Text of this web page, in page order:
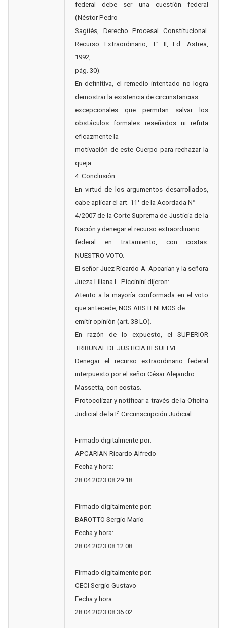
federal debe ser una cuestión federal
(Néstor Pedro
Sagüés, Derecho Procesal Constitucional.
Recurso Extraordinario, T° II, Ed. Astrea,
1992,
pág. 30).
En definitiva, el remedio intentado no logra
demostrar la existencia de circunstancias
excepcionales que permitan salvar los
obstáculos formales reseñados ni refuta
eficazmente la
motivación de este Cuerpo para rechazar la
queja.
4. Conclusión
En virtud de los argumentos desarrollados,
cabe aplicar el art. 11° de la Acordada N°
4/2007 de la Corte Suprema de Justicia de la
Nación y denegar el recurso extraordinario
federal en tratamiento, con costas.
NUESTRO VOTO.
El señor Juez Ricardo A. Apcarian y la señora
Jueza Liliana L. Piccinini dijeron:
Atento a la mayoría conformada en el voto
que antecede, NOS ABSTENEMOS de
emitir opinión (art. 38 LO).
En razón de lo expuesto, el SUPERIOR
TRIBUNAL DE JUSTICIA RESUELVE:
Denegar el recurso extraordinario federal
interpuesto por el señor César Alejandro
Massetta, con costas.
Protocolizar y notificar a través de la Oficina
Judicial de la Iª Circunscripción Judicial.
Firmado digitalmente por:
APCARIAN Ricardo Alfredo
Fecha y hora:
28.04.2023 08:29:18
Firmado digitalmente por:
BAROTTO Sergio Mario
Fecha y hora:
28.04.2023 08:12:08
Firmado digitalmente por:
CECI Sergio Gustavo
Fecha y hora:
28.04.2023 08:36:02